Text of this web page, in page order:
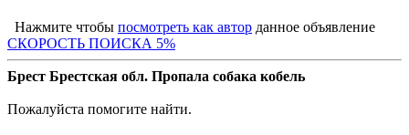
Нажмите чтобы посмотреть как автор данное объявление
СКОРОСТЬ ПОИСКА 5%
Брест Брестская обл. Пропала собака кобель
Пожалуйста помогите найти.